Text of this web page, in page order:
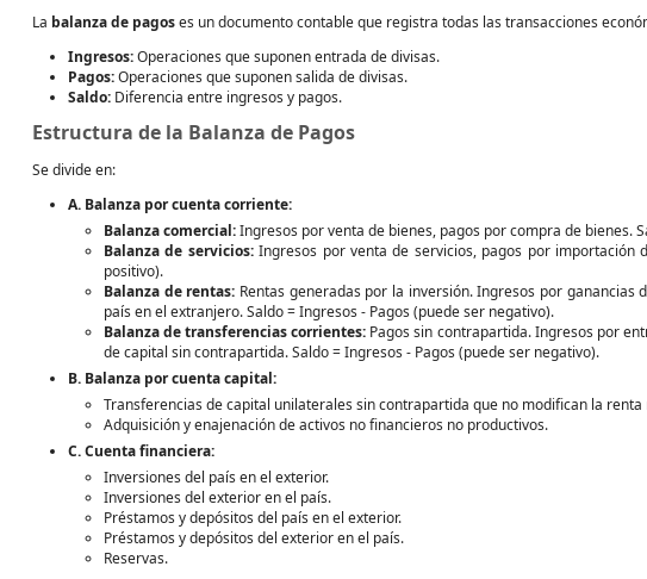
La balanza de pagoses un documento contable que registra todas las transacciones
Ingresos:Operaciones que suponen entrada de divisas.
Pagos:Operaciones que suponen salida de divisas.
Saldo: Diferencia entre ingresos y pagos.
Estructura de la Balanza de Pagos
Se divide en:
A. Balanza por cuenta corriente:
Balanza comercial:Ingresos por venta de bienes, pagos por compra de bienes.
Balanza de servicios:Ingresos por venta de servicios, pagos por importación
positivo).
Balanza de rentas: Rentas generadas por la inversión. Ingresos por ganancias
país en el extranjero. Saldo = Ingresos - Pagos (puede ser negativo).
Balanza de transferencias corrientes: Pagos sin contrapartida. Ingresos por
de capital sin contrapartida. Saldo = Ingresos - Pagos (puede ser negativo).
B. Balanza por cuenta capital:
Transferencias de capital unilaterales sin contrapartida que no modifican la renta
Adquisición y enajenación de activos no financieros no productivos.
C. Cuenta financiera:
Inversiones del país en el exterior.
Inversiones del exterior en el país.
Préstamos y depósitos del país en el exterior.
Préstamos y depósitos del exterior en el país.
Reservas.